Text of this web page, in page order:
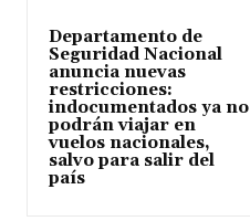
Departamento de
Seguridad Nacional
anuncia nuevas
restricciones:
indocumentados ya no
podrán viajar en
vuelos nacionales,
salvo para salir del
país